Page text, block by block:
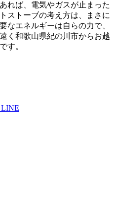
れば、電気やガスが止まった
ストーブの考え方は、まさに
なエネルギーは自らの力で、
く和歌山県紀の川市からお越
す。
LINE